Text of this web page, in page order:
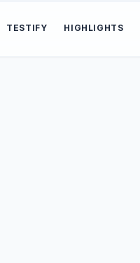
TESTIFY HIGHLIGHTS